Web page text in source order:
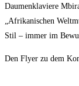
Daumenklaviere
„Afrikanischen
Stil – immer im
Den Flyer zu dem